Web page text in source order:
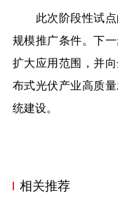
此次阶段性试点
规模推广条件。下
扩大应用范围，并
布式光伏产业高质
统建设。
相关推荐